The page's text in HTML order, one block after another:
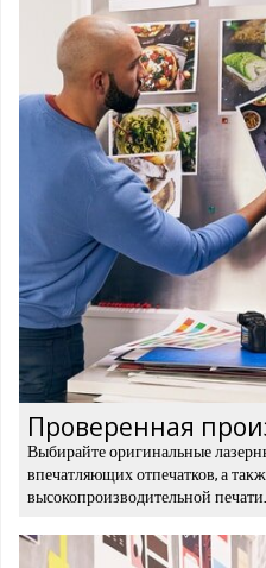
Проверенная
Выбирайте оригинальные
впечатляющих отпечатков, а
высокопроизводительной печати.